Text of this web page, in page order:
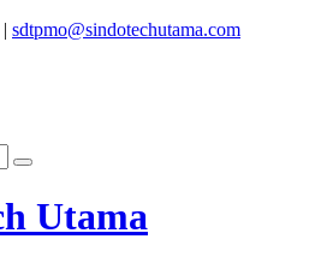
| sdtpmo@sindotechutama.com